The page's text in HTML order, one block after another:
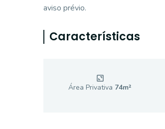
aviso prévio.
Características
Área Privativa 74m²